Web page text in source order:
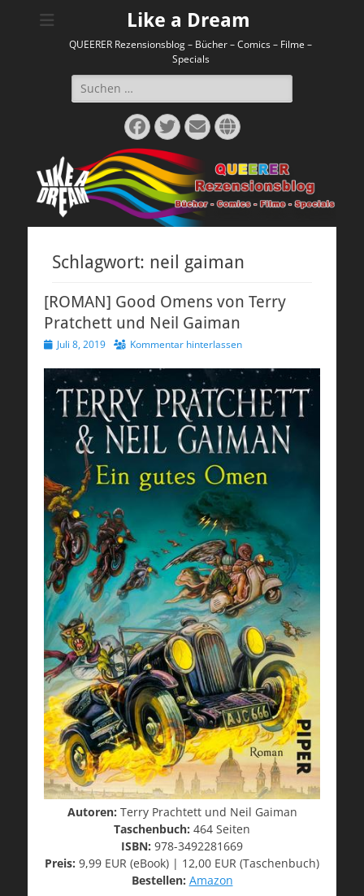
Like a Dream
QUEERER Rezensionsblog – Bücher – Comics – Filme –
Specials
Suchen
nach:
Facebook
Twitter
E-
Mail
Website
Schlagwort: neil gaiman
[ROMAN] Good Omens von Terry
Pratchett und Neil Gaiman
Veröffentlicht
Juli 8, 2019 Kommentar hinterlassen
Autoren: Terry Prachtett und Neil Gaiman
Taschenbuch: 464 Seiten
ISBN: 978-3492281669
Preis: 9,99 EUR (eBook) | 12,00 EUR (Taschenbuch)
Bestellen: Amazon